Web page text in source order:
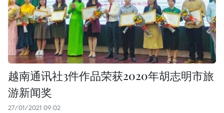
越南通讯社3件作品荣获2020年胡志明市旅
游新闻奖
27/01/2021 09:02